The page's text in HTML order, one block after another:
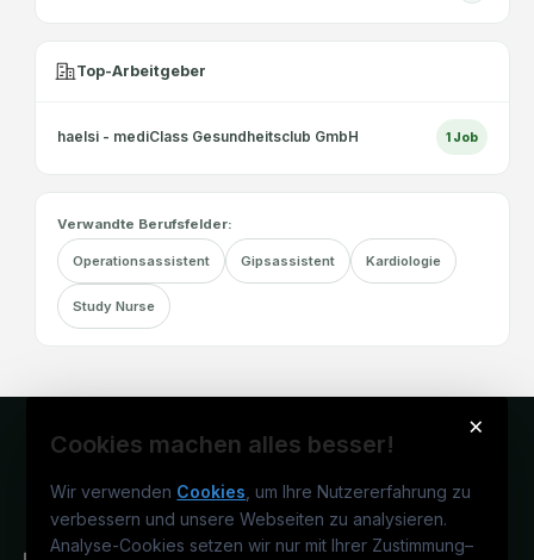
Top-Arbeitgeber
haelsi - mediClass Gesundheitsclub GmbH 1 Job
Verwandte Berufsfelder:
Operationsassistent Gipsassistent Kardiologie
Study Nurse
×
Cookies machen alles besser!
Wir verwenden Cookies , um Ihre Nutzererfahrung zu
verbessern und unsere Webseiten zu analysieren.
Analyse-Cookies setzen wir nur mit Ihrer Zustimmung–